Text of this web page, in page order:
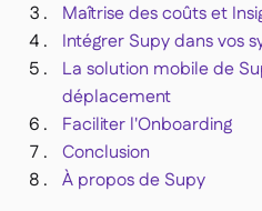
 Logiciel de Caisse
 Accounting
 ERP
 Agrégateurs
 Partenariats
Maîtrise des coûts et
Intégrer Supy dans vos
La solution mobile de
déplacement
Faciliter l'Onboarding
Conclusion
À propos de Supy